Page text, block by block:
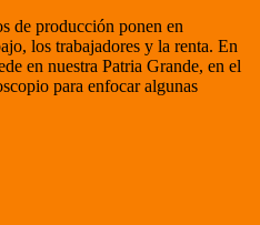
de producción ponen en
los trabajadores y la renta. En
en nuestra Patria Grande, en el
para enfocar algunas